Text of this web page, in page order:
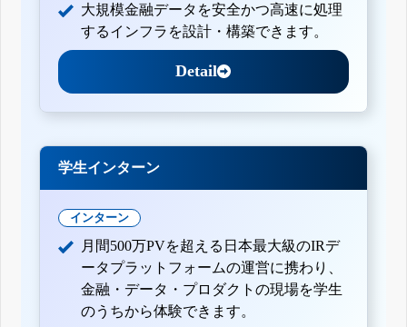
大規模金融データを安全かつ高速に処理
するインフラを設計・構築できます。
Detail
学生インターン
インターン
月間500万PVを超える日本最大級のIRデ
ータプラットフォームの運営に携わり、
金融・データ・プロダクトの現場を学生
のうちから体験できます。